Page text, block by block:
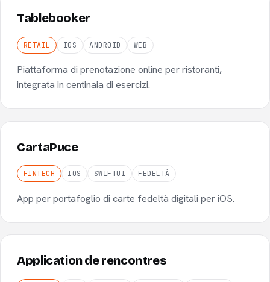
Tablebooker
RETAIL IOS ANDROID WEB
Piattaforma di prenotazione online per ristoranti,
integrata in centinaia di esercizi.
CartaPuce
FINTECH IOS SWIFTUI FEDELTÀ
App per portafoglio di carte fedeltà digitali per iOS.
Application de rencontres